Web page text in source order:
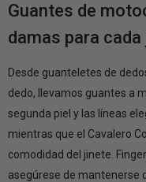
Guantes de
damas para
Desde guanteletes de
dedo, llevamos guantes a
segunda piel y las líneas
mientras que el Cavalero
comodidad del jinete.
asegúrese de mantenerse